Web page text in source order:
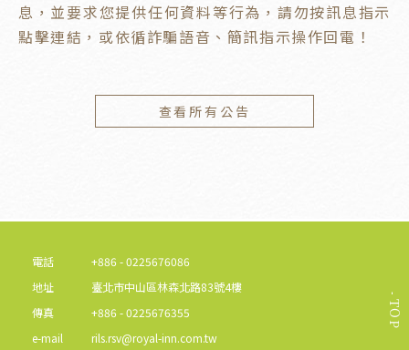
息，並要求您提供任何資料等行為，請勿按訊息指示
點擊連結，或依循詐騙語音、簡訊指示操作回電！
查看所有公告
TOP
電話
+886 - 0225676086
地址
臺北市中山區林森北路83號4樓
傳真
+886 - 0225676355
e-mail
rils.rsv@royal-inn.com.tw